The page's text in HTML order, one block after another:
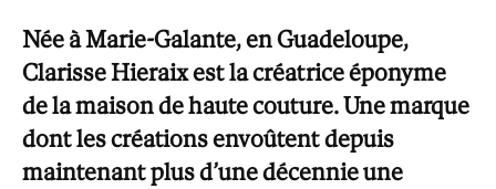
Née à Marie-Galante, en Guadeloupe,
Clarisse Hieraix est la créatrice éponyme
de la maison de haute couture. Une marque
dont les créations envoûtent depuis
maintenant plus d’une décennie une